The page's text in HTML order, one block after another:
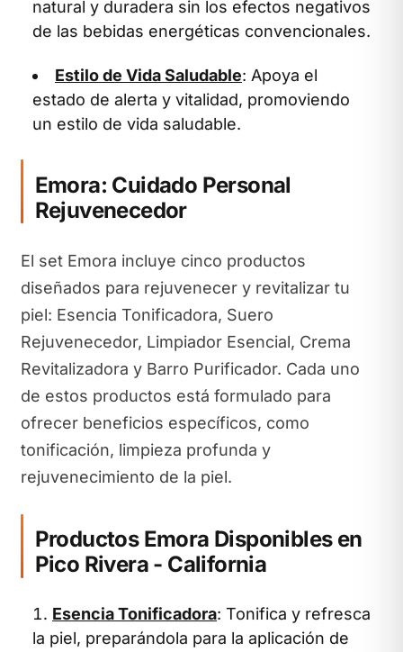
natural y duradera sin los efectos negativos
de las bebidas energéticas convencionales.
Estilo de Vida Saludable: Apoya el
estado de alerta y vitalidad, promoviendo
un estilo de vida saludable.
Emora: Cuidado Personal
Rejuvenecedor
El set Emora incluye cinco productos
diseñados para rejuvenecer y revitalizar tu
piel: Esencia Tonificadora, Suero
Rejuvenecedor, Limpiador Esencial, Crema
Revitalizadora y Barro Purificador. Cada uno
de estos productos está formulado para
ofrecer beneficios específicos, como
tonificación, limpieza profunda y
rejuvenecimiento de la piel.
Productos Emora Disponibles en
Pico Rivera - California
Esencia Tonificadora: Tonifica y refresca
la piel, preparándola para la aplicación de